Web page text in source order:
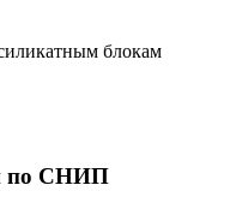
блокам
по СНИП